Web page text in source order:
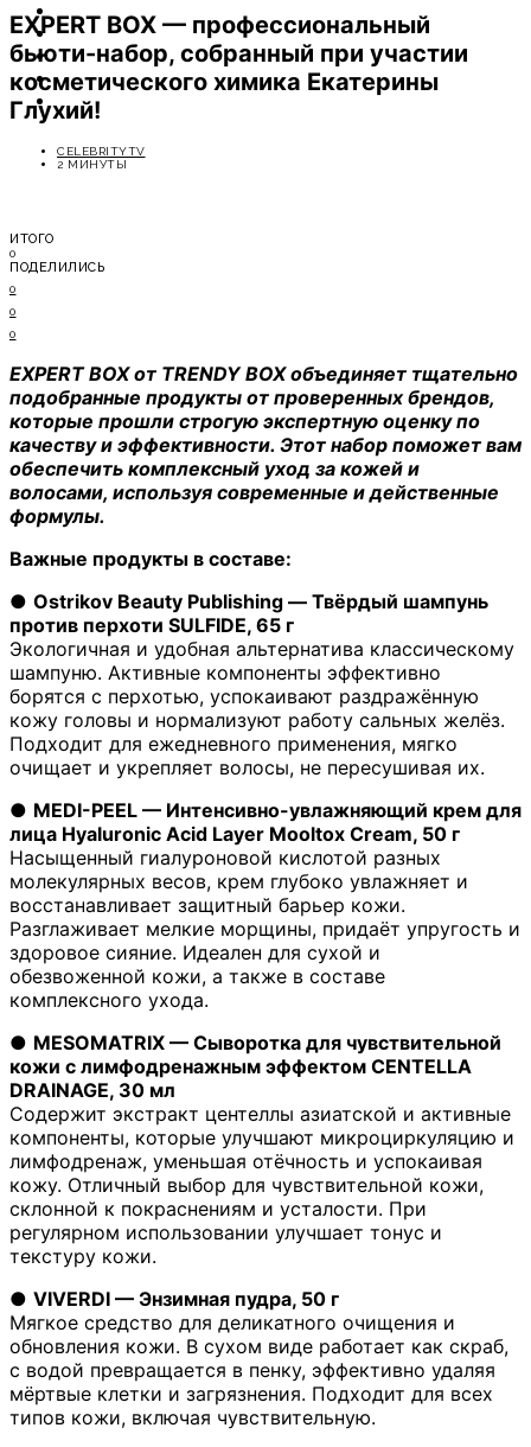
КРАСОТА
МОДА
ЛИЧНОСТЬ
ОТДЫХ
СОВЕТЫ ЭКСПЕРТОВ
EXPERT BOX — профессиональный
бьюти-набор, собранный при участии
косметического химика Екатерины
Глухий!
CELEBRITYTV
2 МИНУТЫ
ИТОГО
0
ПОДЕЛИЛИСЬ
0
0
0
EXPERT BOX от TRENDY BOX объединяет тщательно
подобранные продукты от проверенных брендов,
которые прошли строгую экспертную оценку по
качеству и эффективности. Этот набор поможет вам
обеспечить комплексный уход за кожей и
волосами, используя современные и действенные
формулы.
Важные продукты в составе:
● Ostrikov Beauty Publishing — Твёрдый шампунь
против перхоти SULFIDE, 65 г
Экологичная и удобная альтернатива классическому
шампуню. Активные компоненты эффективно
борятся с перхотью, успокаивают раздражённую
кожу головы и нормализуют работу сальных желёз.
Подходит для ежедневного применения, мягко
очищает и укрепляет волосы, не пересушивая их.
● MEDI-PEEL — Интенсивно-увлажняющий крем для
лица Hyaluronic Acid Layer Mooltox Cream, 50 г
Насыщенный гиалуроновой кислотой разных
молекулярных весов, крем глубоко увлажняет и
восстанавливает защитный барьер кожи.
Разглаживает мелкие морщины, придаёт упругость и
здоровое сияние. Идеален для сухой и
обезвоженной кожи, а также в составе
комплексного ухода.
● MESOMATRIX — Сыворотка для чувствительной
кожи с лимфодренажным эффектом CENTELLA
DRAINAGE, 30 мл
Содержит экстракт центеллы азиатской и активные
компоненты, которые улучшают микроциркуляцию и
лимфодренаж, уменьшая отёчность и успокаивая
кожу. Отличный выбор для чувствительной кожи,
склонной к покраснениям и усталости. При
регулярном использовании улучшает тонус и
текстуру кожи.
● VIVERDI — Энзимная пудра, 50 г
Мягкое средство для деликатного очищения и
обновления кожи. В сухом виде работает как скраб,
с водой превращается в пенку, эффективно удаляя
мёртвые клетки и загрязнения. Подходит для всех
типов кожи, включая чувствительную.